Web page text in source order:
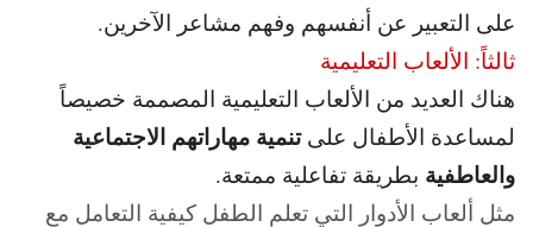
على التعبير عن أنفسهم وفهم مشاعر الآخرين.
ثالثاً: الألعاب التعليمية
هناك العديد من الألعاب التعليمية المصممة خصيصاً
لمساعدة الأطفال علىتنمية مهاراتهم الاجتماعية
والعاطفية بطريقة تفاعلية ممتعة.
مثل ألعاب الأدوار التي تعلم الطفل كيفية التعامل مع